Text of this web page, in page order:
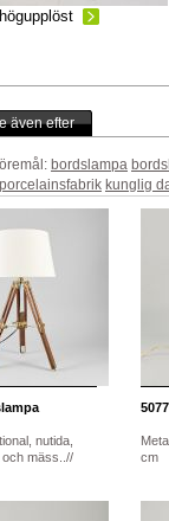
även efter
bordslampa
kunglig
nutida,
mäss..//
5077
cm